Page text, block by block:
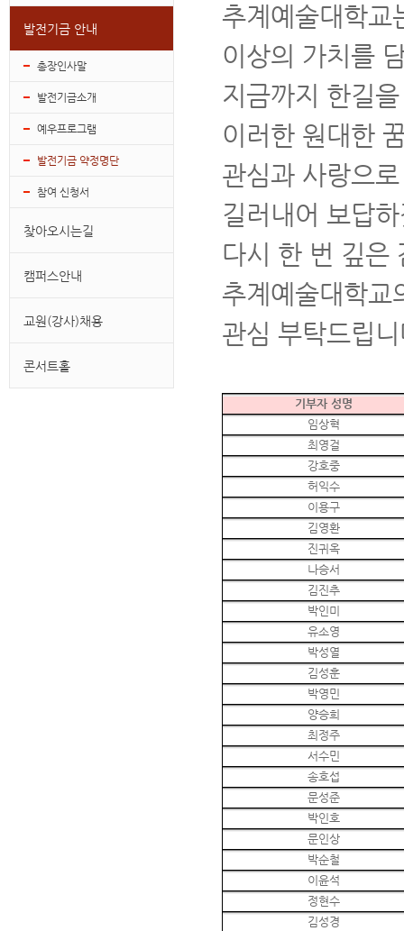
발전기금 안내
총장인사말
발전기금소개
예우프로그램
발전기금 약정명단
참여 신청서
찾아오시는길
캠퍼스안내
교원(강사)채용
콘서트홀
추계예술대학
이상의 가치를
지금까지 한길
이러한 원대한
관심과 사랑으
길러내어 보답
다시 한 번 깊은
추계예술대학
관심 부탁드립
기부자 성명
임상혁
최영걸
강호중
허익수
이용구
김영환
진귀옥
나승서
김진추
박인미
유소영
박성열
김성훈
박영민
양승희
최정주
서수민
송호섭
문성준
박인호
문인상
박순철
이윤석
정현수
김성경